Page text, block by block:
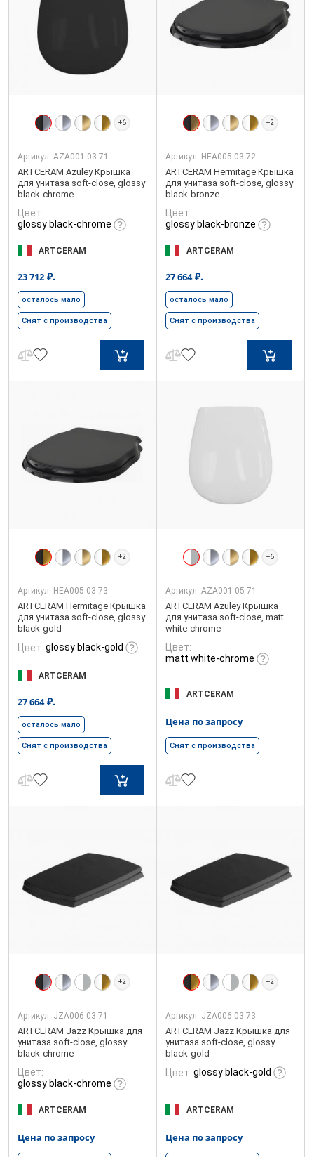
+6
Артикул: AZA001 03 71
ARTCERAM Azuley Крышка
для унитаза soft-close, glossy
black-chrome
Цвет:
glossy black-chrome
ARTCERAM
23 712 ₽.
осталось мало
Снят с производства
+2
Артикул: HEA005 03 72
ARTCERAM Hermitage Крышка
для унитаза soft-close, glossy
black-bronze
Цвет:
glossy black-bronze
ARTCERAM
27 664₽.
осталось мало
Снят с производства
+2
Артикул: HEA005 03 73
ARTCERAM Hermitage Крышка
для унитаза soft-close, glossy
black-gold
Цвет: glossy black-gold
ARTCERAM
27 664₽.
осталось мало
Снят с производства
+6
Артикул: AZA001 05 71
ARTCERAM Azuley Крышка
для унитаза soft-close, matt
white-chrome
Цвет:
matt white-chrome
ARTCERAM
Цена по запросу
Снят с производства
+2
Артикул: JZA006 03 71
ARTCERAM Jazz Крышка для
унитаза soft-close, glossy
black-chrome
Цвет:
glossy black-chrome
ARTCERAM
Цена по запросу
+2
Артикул: JZA006 03 73
ARTCERAM Jazz Крышка для
унитаза soft-close, glossy
black-gold
Цвет: glossy black-gold
ARTCERAM
Цена по запросу